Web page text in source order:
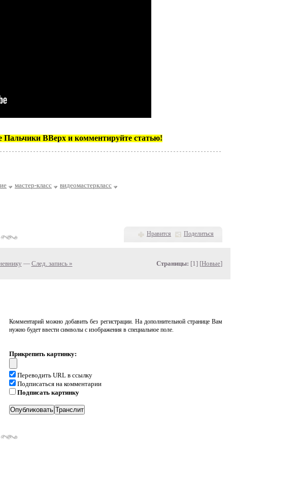
Пальчики ВВерх и комментируйте статью!
мастер-класс видеомастеркласс
Нравится Поделиться
— След. запись » Страницы: [1] [Новые]
Комментарий можно добавить без регистрации. На дополнительной странице Вам
нужно будет ввести символы с изображения в специальное поле.
Прикрепить картинку:
Переводить URL в ссылку
Подписаться на комментарии
Подписать картинку